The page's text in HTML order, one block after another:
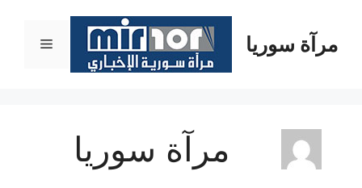
المحتوىمرآة سوريا القائمة
مرآة سوريا